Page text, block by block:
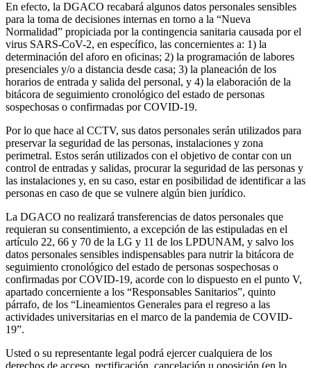
En efecto, la DGACO recabará algunos datos personales sensibles
para la toma de decisiones internas en torno a la “Nueva
Normalidad” propiciada por la contingencia sanitaria causada por el
virus SARS-CoV-2, en específico, las concernientes a: 1) la
determinación del aforo en oficinas; 2) la programación de labores
presenciales y/o a distancia desde casa; 3) la planeación de los
horarios de entrada y salida del personal, y 4) la elaboración de la
bitácora de seguimiento cronológico del estado de personas
sospechosas o confirmadas por COVID-19.
Por lo que hace al CCTV, sus datos personales serán utilizados para
preservar la seguridad de las personas, instalaciones y zona
perimetral. Estos serán utilizados con el objetivo de contar con un
control de entradas y salidas, procurar la seguridad de las personas y
las instalaciones y, en su caso, estar en posibilidad de identificar a las
personas en caso de que se vulnere algún bien jurídico.
La DGACO no realizará transferencias de datos personales que
requieran su consentimiento, a excepción de las estipuladas en el
artículo 22, 66 y 70 de la LG y 11 de los LPDUNAM, y salvo los
datos personales sensibles indispensables para nutrir la bitácora de
seguimiento cronológico del estado de personas sospechosas o
confirmadas por COVID-19, acorde con lo dispuesto en el punto V,
apartado concerniente a los “Responsables Sanitarios”, quinto
párrafo, de los “Lineamientos Generales para el regreso a las
actividades universitarias en el marco de la pandemia de COVID-
19”.
Usted o su representante legal podrá ejercer cualquiera de los